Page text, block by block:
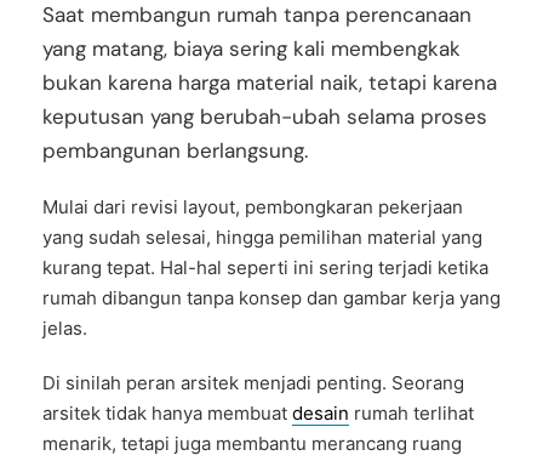
Saat membangun rumah tanpa perencanaan
yang matang, biaya sering kali membengkak
bukan karena harga material naik, tetapi karena
keputusan yang berubah-ubah selama proses
pembangunan berlangsung.
Mulai dari revisi layout, pembongkaran pekerjaan
yang sudah selesai, hingga pemilihan material yang
kurang tepat. Hal-hal seperti ini sering terjadi ketika
rumah dibangun tanpa konsep dan gambar kerja yang
jelas.
Di sinilah peran arsitek menjadi penting. Seorang
arsitek tidak hanya membuat desain rumah terlihat
menarik, tetapi juga membantu merancang ruang